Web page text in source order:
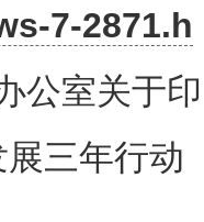
7-2871.h
公室关于印
三年行动